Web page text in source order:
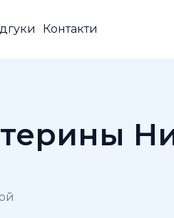
Контакти